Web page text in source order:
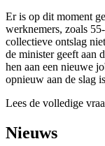
Er is op dit moment
werknemers, zoals
collectieve ontslag
de minister geeft aan
hen aan een nieuwe
opnieuw aan de slag
Lees de volledige
Nieuws